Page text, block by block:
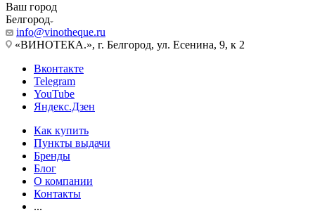
Ваш город
Белгород
info@vinotheque.ru
«ВИНОТЕКА.», г. Белгород, ул. Есенина, 9, к 2
Вконтакте
Telegram
YouTube
Яндекс.Дзен
Как купить
Пункты выдачи
Бренды
Блог
О компании
Контакты
...